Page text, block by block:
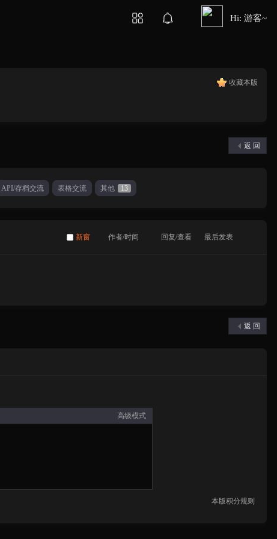
Hi: 游客~
收藏本版
返 回
API/存档交流 表格交流 其他 13
新窗 作者/时间 回复/查看 最后发表
返 回
高级模式
本版积分规则